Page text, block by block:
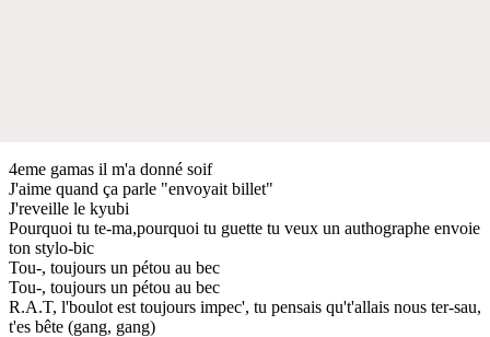
4eme gamas il m'a donné soif
J'aime quand ça parle "envoyait billet"
J'reveille le kyubi
Pourquoi tu te-ma,pourquoi tu guette tu veux un authographe envoie
ton stylo-bic
Tou-, toujours un pétou au bec
Tou-, toujours un pétou au bec
R.A.T, l'boulot est toujours impec', tu pensais qu't'allais nous ter-sau,
t'es bête (gang, gang)